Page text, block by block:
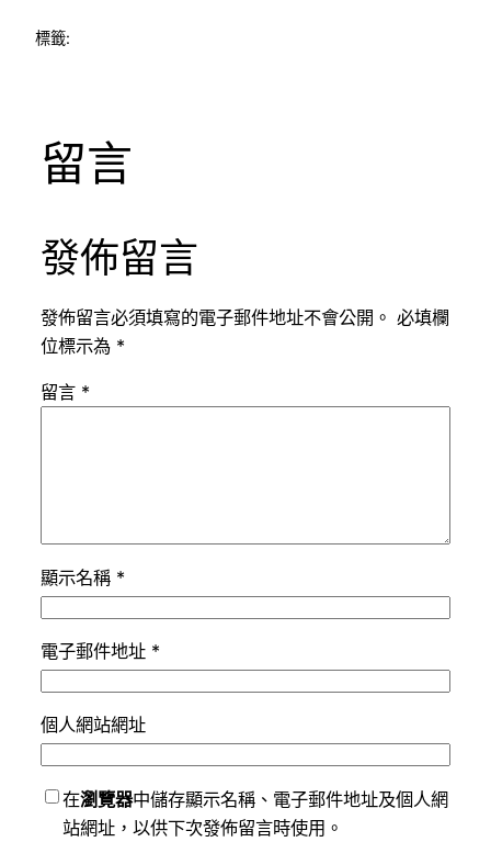
標籤:
留言
發佈留言
發佈留言必須填寫的電子郵件地址不會公開。 必填欄
位標示為 *
留言 *
顯示名稱 *
電子郵件地址 *
個人網站網址
在瀏覽器中儲存顯示名稱、電子郵件地址及個人網
站網址，以供下次發佈留言時使用。